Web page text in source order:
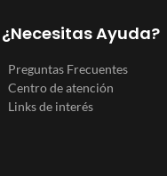
¿Necesitas Ayuda?
Preguntas Frecuentes
Centro de atención
Links de interés